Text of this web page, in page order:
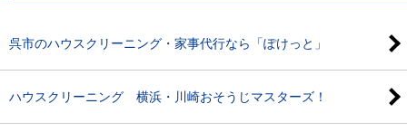
呉市のハウスクリーニング・家事代行なら「ぽけっと」
ハウスクリーニング 横浜・川崎おそうじマスターズ！